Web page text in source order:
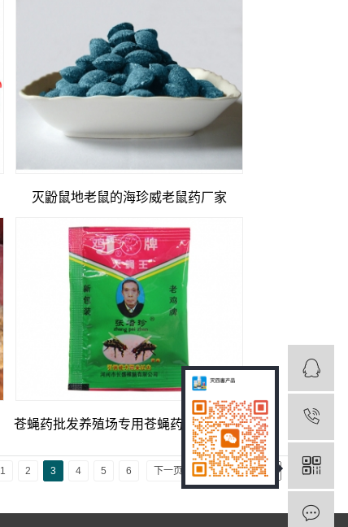
灭鼢鼠地老鼠的海珍威老鼠药厂家
苍蝇药批发养殖场专用苍蝇药厂家家庭...
1 2 3 4 5 6 下一页 尾页